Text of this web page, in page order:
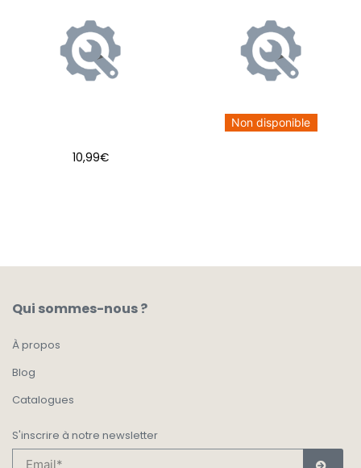
10,99€
Non disponible
Qui sommes-nous ?
À propos
Blog
Catalogues
S'inscrire à notre newsletter